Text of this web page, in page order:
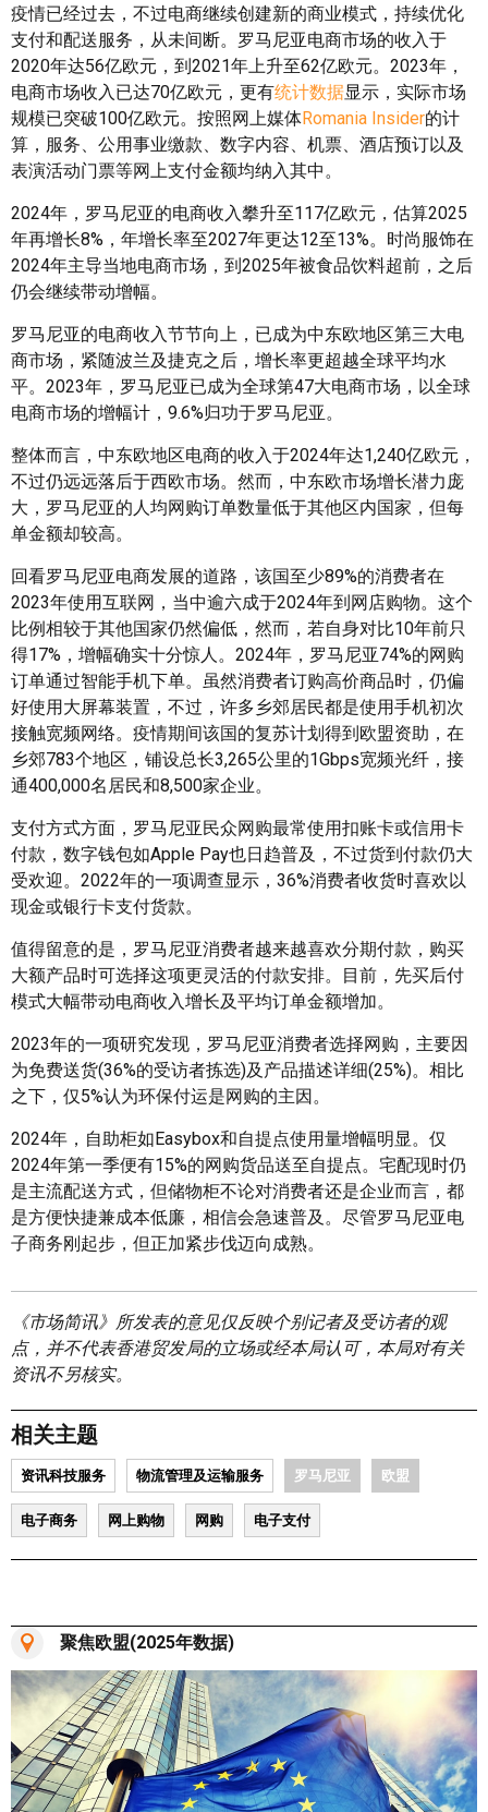
疫情已经过去，不过电商继续创建新的商业模式，持续优化
支付和配送服务，从未间断。罗马尼亚电商市场的收入于
2020年达56亿欧元，到2021年上升至62亿欧元。2023年，
电商市场收入已达70亿欧元，更有统计数据显示，实际市场
规模已突破100亿欧元。按照网上媒体Romania Insider的计
算，服务、公用事业缴款、数字内容、机票、酒店预订以及
表演活动门票等网上支付金额均纳入其中。
2024年，罗马尼亚的电商收入攀升至117亿欧元，估算2025
年再增长8%，年增长率至2027年更达12至13%。时尚服饰在
2024年主导当地电商市场，到2025年被食品饮料超前，之后
仍会继续带动增幅。
罗马尼亚的电商收入节节向上，已成为中东欧地区第三大电
商市场，紧随波兰及捷克之后，增长率更超越全球平均水
平。2023年，罗马尼亚已成为全球第47大电商市场，以全球
电商市场的增幅计，9.6%归功于罗马尼亚。
整体而言，中东欧地区电商的收入于2024年达1,240亿欧元，
不过仍远远落后于西欧市场。然而，中东欧市场增长潜力庞
大，罗马尼亚的人均网购订单数量低于其他区内国家，但每
单金额却较高。
回看罗马尼亚电商发展的道路，该国至少89%的消费者在
2023年使用互联网，当中逾六成于2024年到网店购物。这个
比例相较于其他国家仍然偏低，然而，若自身对比10年前只
得17%，增幅确实十分惊人。2024年，罗马尼亚74%的网购
订单通过智能手机下单。虽然消费者订购高价商品时，仍偏
好使用大屏幕装置，不过，许多乡郊居民都是使用手机初次
接触宽频网络。疫情期间该国的复苏计划得到欧盟资助，在
乡郊783个地区，铺设总长3,265公里的1Gbps宽频光纤，接
通400,000名居民和8,500家企业。
支付方式方面，罗马尼亚民众网购最常使用扣账卡或信用卡
付款，数字钱包如Apple Pay也日趋普及，不过货到付款仍大
受欢迎。2022年的一项调查显示，36%消费者收货时喜欢以
现金或银行卡支付货款。
值得留意的是，罗马尼亚消费者越来越喜欢分期付款，购买
大额产品时可选择这项更灵活的付款安排。目前，先买后付
模式大幅带动电商收入增长及平均订单金额增加。
2023年的一项研究发现，罗马尼亚消费者选择网购，主要因
为免费送货(36%的受访者拣选)及产品描述详细(25%)。相比
之下，仅5%认为环保付运是网购的主因。
2024年，自助柜如Easybox和自提点使用量增幅明显。仅
2024年第一季便有15%的网购货品送至自提点。宅配现时仍
是主流配送方式，但储物柜不论对消费者还是企业而言，都
是方便快捷兼成本低廉，相信会急速普及。尽管罗马尼亚电
子商务刚起步，但正加紧步伐迈向成熟。
《市场简讯》所发表的意见仅反映个别记者及受访者的观
点，并不代表香港贸发局的立场或经本局认可，本局对有关
资讯不另核实。
相关主题
资讯科技服务 物流管理及运输服务 罗马尼亚 欧盟
电子商务 网上购物 网购 电子支付
聚焦欧盟(2025年数据)